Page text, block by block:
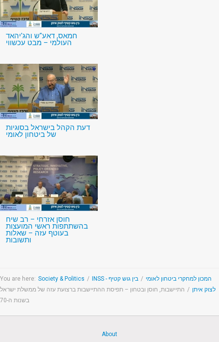
חמאס, דאע"ש והג'יהאד
העולמי – מבט עכשווי
דעת הקהל בישראל בסוגיות
של ביטחון לאומי
חוסן אזרחי – רב שיח
בהשתתפות ראשי המועצות
בעוטף עזה – שאלות
ותשובות
You are here: Society & Politics / INSS - המכון למחקרי ביטחון לאומי / בין גוש קטיף
לצוק איתן / התיישבות, חוסן ובטחון – תפיסת ההתיישבות ברצועת עזה של ממשלת ישראל
בשנות ה-70
About